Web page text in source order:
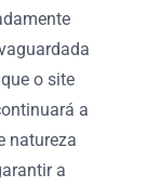
o site
a
natureza
a